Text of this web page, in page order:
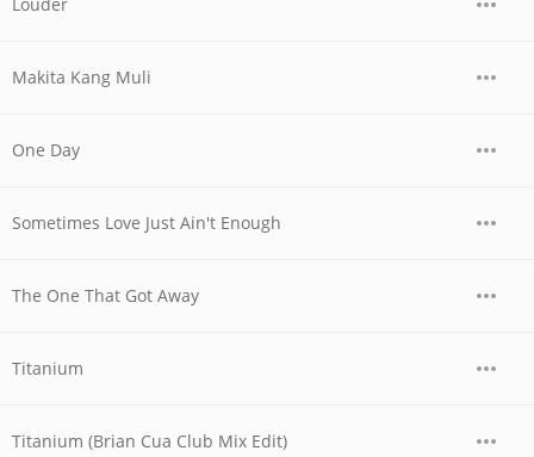
Makita Kang Muli
One Day
Sometimes Love Just Ain't Enough
The One That Got Away
Titanium
Titanium (Brian Cua Club Mix Edit)